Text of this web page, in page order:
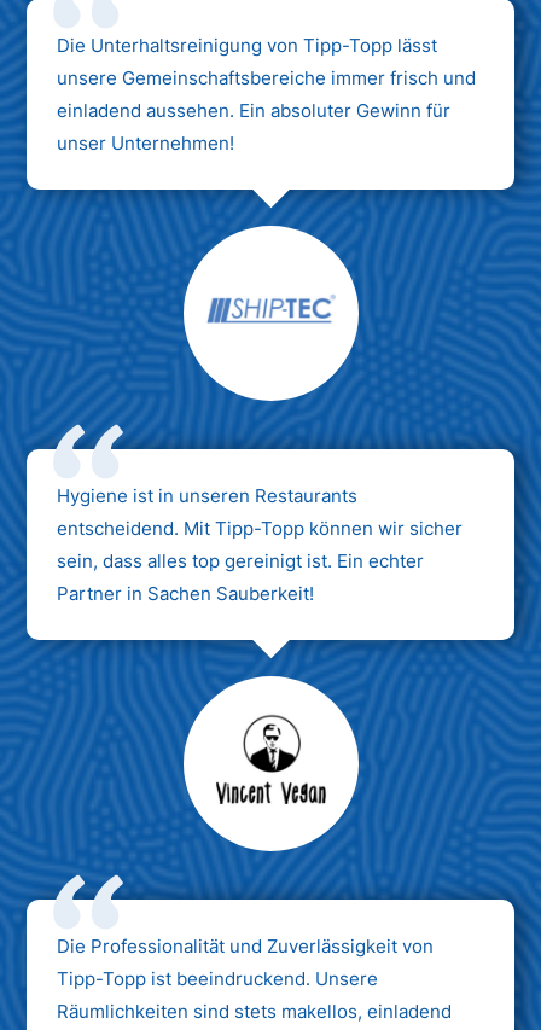
Die Unterhaltsreinigung von Tipp-Topp lässt
unsere Gemeinschaftsbereiche immer frisch und
einladend aussehen. Ein absoluter Gewinn für
unser Unternehmen!
Hygiene ist in unseren Restaurants
entscheidend. Mit Tipp-Topp können wir sicher
sein, dass alles top gereinigt ist. Ein echter
Partner in Sachen Sauberkeit!
Max Mustermann
Unternehmen AG
Die Professionalität und Zuverlässigkeit von
Tipp-Topp ist beeindruckend. Unsere
Räumlichkeiten sind stets makellos, einladend